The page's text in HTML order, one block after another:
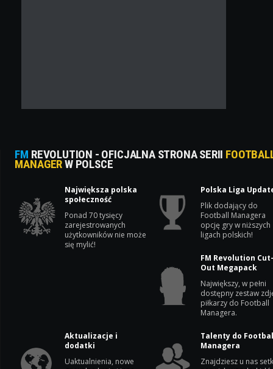
FM REVOLUTION - OFICJALNA STRONA SERII
MANAGERW POLSCE
Największa polska
społeczność
Ponad 70 tysięcy
zarejestrowanych
użytkowników nie może
się mylić!
Polska Liga
Plik dodający do
Football Managera
opcję gry w niższych
ligach polskich!
FM Revolution
Out Megapack
Największy, w pełni
dostępny zestaw
piłkarzy do Football
Managera.
Aktualizacje i
dodatki
Uaktualnienia, nowe
Talenty do
Managera
Znajdziesz u nas